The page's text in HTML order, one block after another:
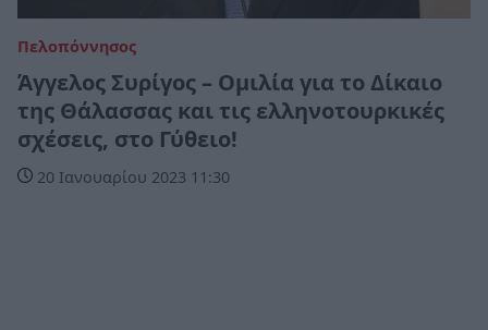
Πελοπόννησος
Άγγελος Συρίγος – Ομιλία για το Δίκαιο
της Θάλασσας και τις ελληνοτουρκικές
σχέσεις, στο Γύθειο!
20 Ιανουαρίου 2023 11:30